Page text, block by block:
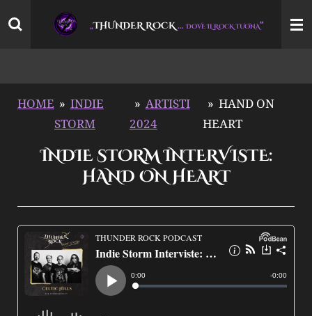
Vai
„THUNDER ROCK…DOVE IL ROCK TUONA“
HOME » INDIE
STORM
» ARTISTI
2024
» HAND ON
HEART
INDIE STORM INTERVISTE:
HAND ON HEART